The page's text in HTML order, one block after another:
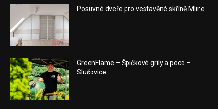
Posuvné dveře pro vestavěné skříně Mline
GreenFlame – Špičkové grily a pece –
Slušovice